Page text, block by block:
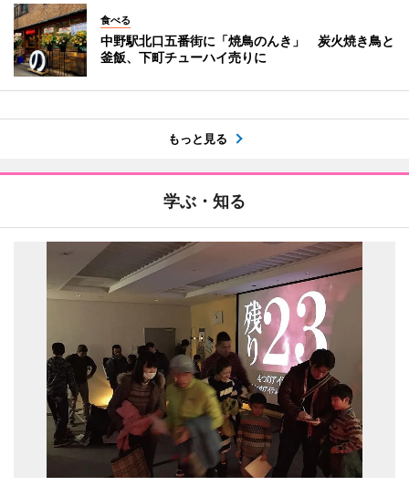
食べる
中野駅北口五番街に「焼鳥のんき」 炭火焼き鳥と
釜飯、下町チューハイ売りに
もっと見る
学ぶ・知る